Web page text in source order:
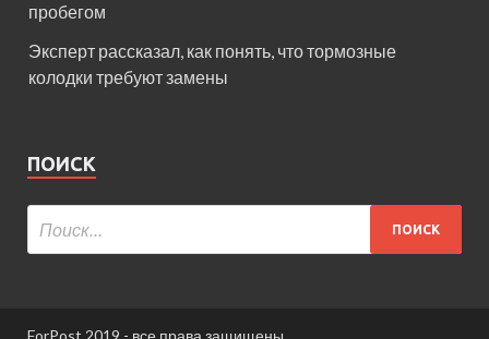
пробегом
Эксперт рассказал, как понять, что тормозные
колодки требуют замены
ПОИСК